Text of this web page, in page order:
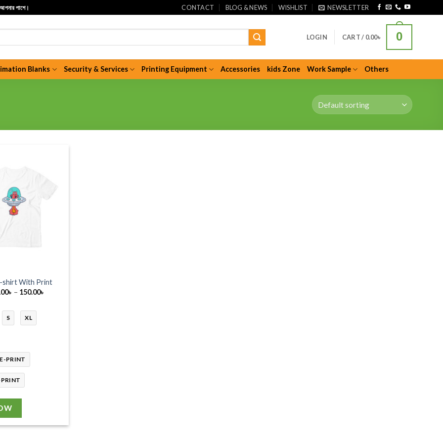
পাশে। CONTACT BLOG & NEWS WISHLIST NEWSLETTER
LOGIN CART / 0.00৳ 0
Blanks Security & Services Printing Equipment Accessories kids Zone Work Sample Others
shirt With Print
৳ – 150.00৳
S XL
PRINT